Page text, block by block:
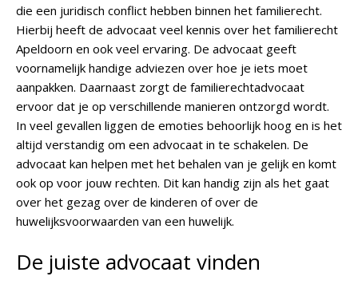
die een juridisch conflict hebben binnen het familierecht.
Hierbij heeft de advocaat veel kennis over het familierecht
Apeldoorn en ook veel ervaring. De advocaat geeft
voornamelijk handige adviezen over hoe je iets moet
aanpakken. Daarnaast zorgt de familierechtadvocaat
ervoor dat je op verschillende manieren ontzorgd wordt.
In veel gevallen liggen de emoties behoorlijk hoog en is het
altijd verstandig om een advocaat in te schakelen. De
advocaat kan helpen met het behalen van je gelijk en komt
ook op voor jouw rechten. Dit kan handig zijn als het gaat
over het gezag over de kinderen of over de
huwelijksvoorwaarden van een huwelijk.
De juiste advocaat vinden